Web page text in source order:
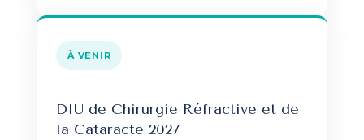
À VENIR
DIU de Chirurgie Réfractive et de
la Cataracte 2027